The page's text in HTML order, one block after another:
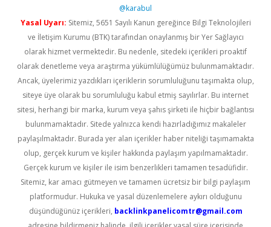
@karabul
Yasal Uyarı: Sitemiz, 5651 Sayılı Kanun gereğince Bilgi Teknolojileri
ve İletişim Kurumu (BTK) tarafından onaylanmış bir Yer Sağlayıcı
olarak hizmet vermektedir. Bu nedenle, sitedeki içerikleri proaktif
olarak denetleme veya araştırma yükümlülüğümüz bulunmamaktadır.
Ancak, üyelerimiz yazdıkları içeriklerin sorumluluğunu taşımakta olup,
siteye üye olarak bu sorumluluğu kabul etmiş sayılırlar. Bu internet
sitesi, herhangi bir marka, kurum veya şahıs şirketi ile hiçbir bağlantısı
bulunmamaktadır. Sitede yalnızca kendi hazırladığımız makaleler
paylaşılmaktadır. Burada yer alan içerikler haber niteliği taşımamakta
olup, gerçek kurum ve kişiler hakkında paylaşım yapılmamaktadır.
Gerçek kurum ve kişiler ile isim benzerlikleri tamamen tesadüfidir.
Sitemiz, kar amacı gütmeyen ve tamamen ücretsiz bir bilgi paylaşım
platformudur. Hukuka ve yasal düzenlemelere aykırı olduğunu
düşündüğünüz içerikleri, backlinkpanelicomtr@gmail.com